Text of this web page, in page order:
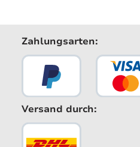
Zahlungsarten:
Versand durch: